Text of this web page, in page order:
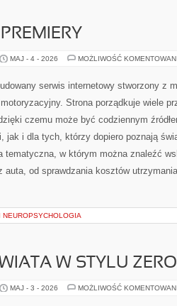
MAJ - 4 - 2026 MOŻLIWOŚĆ
serwis internetowy stworzony z
Strona porządkuje wiele
czemu może być codziennym
jak i dla tych, którzy dopiero poznają
tematyczna, w którym można znaleźć
auta, od sprawdzania kosztów
NEUROPSYCHOLOGIA
W STYLU
MAJ - 3 - 2026 MOŻLIWOŚĆ